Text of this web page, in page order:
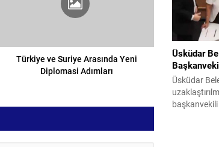
Türkiye ve Suriye Arasında Yeni
Diplomasi Adımları
Üsküdar
Üsküdar
başkanvekili